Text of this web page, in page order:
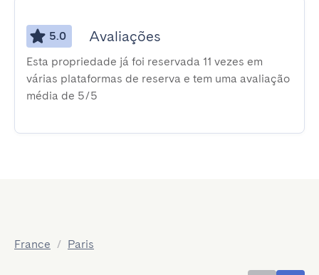
5.0 Avaliações
Esta propriedade já foi reservada 11 vezes em
várias plataformas de reserva e tem uma avaliação
média de 5/5
France / Paris